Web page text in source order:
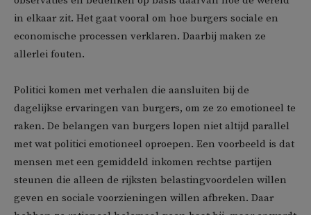
in elkaar zit. Het gaat vooral om hoe burgers sociale en
economische processen verklaren. Daarbij maken ze
allerlei fouten.
Politici komen met verhalen die aansluiten bij de
dagelijkse ervaringen van burgers, om ze zo emotioneel te
raken. De belangen van burgers lopen niet altijd parallel
met wat politici emotioneel oproepen. Een voorbeeld is dat
mensen met een gemiddeld inkomen rechtse partijen
steunen die alleen de rijksten belastingvoordelen willen
geven en sociale voorzieningen willen afbreken. Daar